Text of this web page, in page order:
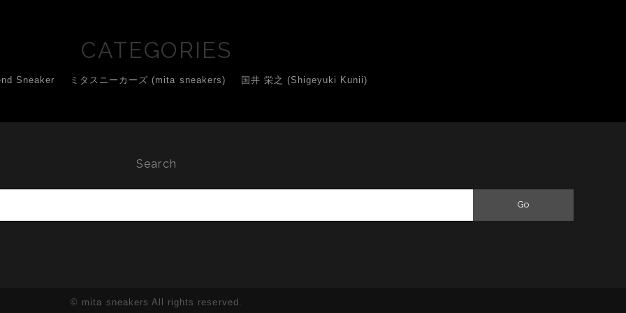
CATEGORIES
Sneaker ミタスニーカーズ (mita sneakers) 国井 栄之 (Shigeyuki Kunii)
Search
© mita sneakers All rights reserved.